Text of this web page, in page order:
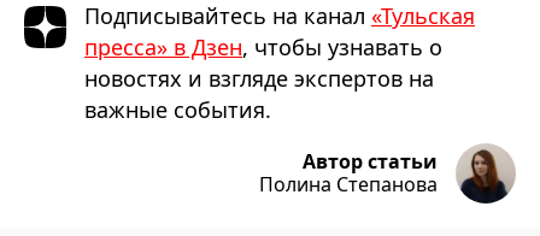
Подписывайтесь на канал «Тульская
пресса» в Дзен, чтобы узнавать о
новостях и взгляде экспертов на
важные события.
Автор статьи
Полина Степанова